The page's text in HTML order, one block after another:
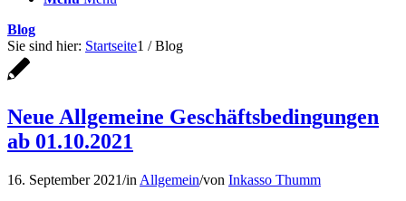
Blog
Sie sind hier: Startseite1 / Blog
Neue Allgemeine Geschäftsbedingungen
ab 01.10.2021
16. September 2021/in Allgemein/von Inkasso Thumm